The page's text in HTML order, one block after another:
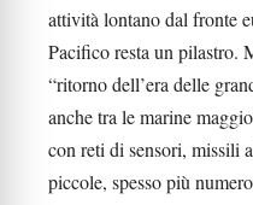
attività lontano dal fronte
Pacifico resta un pilastro.
“ritorno dell’era delle
anche tra le marine
con reti di sensori, missili
piccole, spesso più